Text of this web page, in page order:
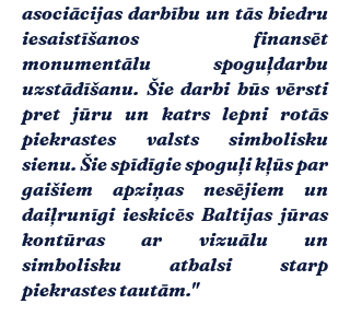
asociācijas darbību un tās biedru
iesaistīšanos finansēt
monumentālu spoguļdarbu
uzstādīšanu. Šie darbi būs vērsti
pret jūru un katrs lepni rotās
piekrastes valsts simbolisku
sienu. Šie spīdīgie spoguļi kļūs par
gaišiem apziņas nesējiem un
daiļrunīgi ieskicēs Baltijas jūras
kontūras ar vizuālu un
simbolisku atbalsi starp
piekrastes tautām."